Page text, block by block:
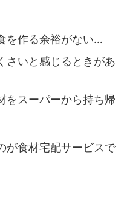
を作る余裕がない…
さいと感じるときがあ
をスーパーから持ち帰
が食材宅配サービスで